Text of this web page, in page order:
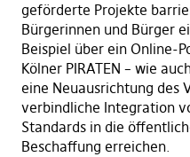
geförderte Projekte
Bürgerinnen und Bürger
Beispiel über ein Online-
Kölner PIRATEN – wie
eine Neuausrichtung des
verbindliche Integration
Standards in die
Beschaffung erreichen.